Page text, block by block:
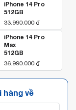
iPhone 14 Pro
512GB
33.990.000 ₫
iPhone 14 Pro
Max
512GB
36.990.000 ₫
hàng về